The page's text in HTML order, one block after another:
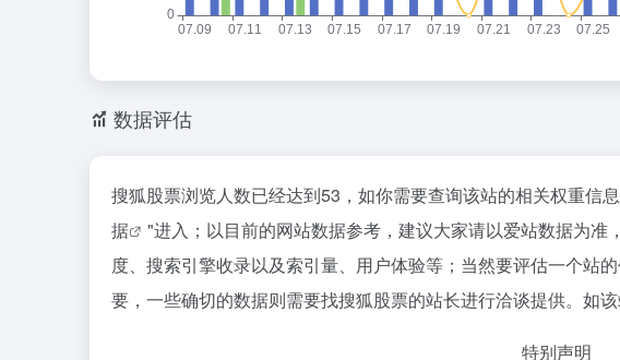
数据评估
搜狐股票浏览人数已经达到53，如你需要查询该站的相关权重信
据
"进入；以目前的网站数据参考，建议大家请以爱站数据为
度、搜索引擎收录以及索引量、用户体验等；当然要评估一个站
要，一些确切的数据则需要找搜狐股票的站长进行洽谈提供。如
特别声明